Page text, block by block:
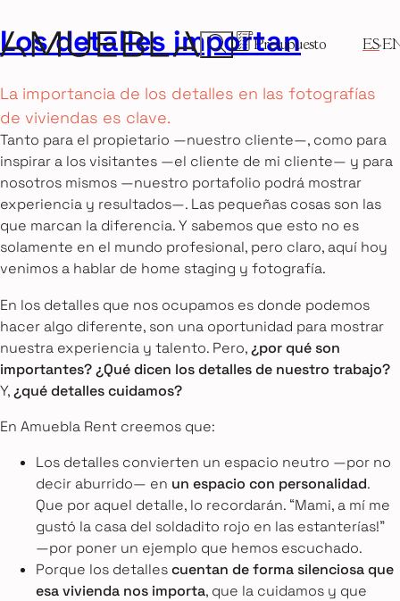
Presupuesto ES
Los detalles importan
La importancia de los detalles en las fotografías
de viviendas es clave.
Tanto para el propietario —nuestro cliente—, como para
inspirar a los visitantes —el cliente de mi cliente— y para
nosotros mismos —nuestro portafolio podrá mostrar
experiencia y resultados—. Las pequeñas cosas son las
que marcan la diferencia. Y sabemos que esto no es
solamente en el mundo profesional, pero claro, aquí hoy
venimos a hablar de home staging y fotografía.
En los detalles que nos ocupamos es donde podemos
hacer algo diferente, son una oportunidad para mostrar
nuestra experiencia y talento. Pero,¿por qué son
importantes? ¿Qué dicen los detalles de nuestro trabajo?
Y,¿qué detalles cuidamos?
En Amuebla Rent creemos que:
Los detalles convierten un espacio neutro —por no
decir aburrido— en un espacio con personalidad.
Que por aquel detalle, lo recordarán. “Mami, a mí me
gustó la casa del soldadito rojo en las estanterías!”
—por poner un ejemplo que hemos escuchado.
Porque los detallescuentan de forma silenciosa que
esa vivienda nos importa, que la cuidamos y que